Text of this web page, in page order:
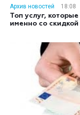
Архив новостей
18:08
Топ услуг,
именно со скидкой